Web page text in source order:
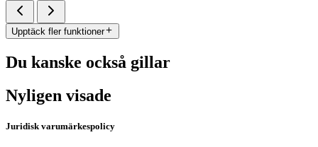
Upptäck fler funktioner
Du kanske också gillar
Nyligen visade
Juridisk varumärkespolicy